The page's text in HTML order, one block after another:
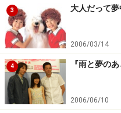
3 大人だって夢
2006/03/14
4 『雨と夢の
2006/06/10